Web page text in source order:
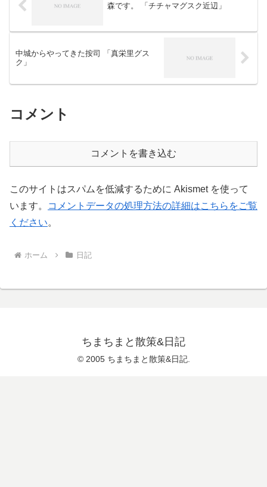
森です。 「チチャマグスク近辺」
中城からやってきた按司 「真栄里グス
ク」
コメント
コメントを書き込む
このサイトはスパムを低減するために Akismet を使って
います。
コメントデータの処理方法の詳細はこちらをご覧
ください。
ホーム 日記
ちまちまと散策&日記
© 2005 ちまちまと散策&日記.